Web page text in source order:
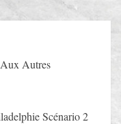
Autres
Scénario 2